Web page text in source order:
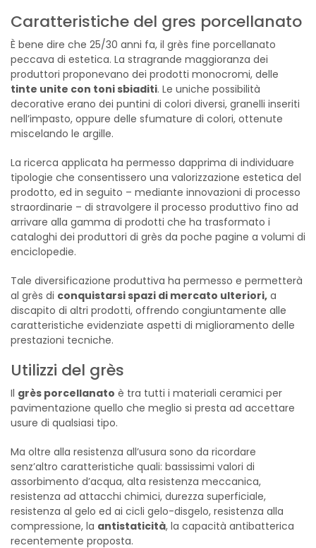
Caratteristiche del gres porcellanato
È bene dire che 25/30 anni fa, il grès fine porcellanato
peccava di estetica. La stragrande maggioranza dei
produttori proponevano dei prodotti monocromi, delle
tinte unite con toni sbiaditi. Le uniche possibilità
decorative erano dei puntini di colori diversi, granelli inseriti
nell’impasto, oppure delle sfumature di colori, ottenute
miscelando le argille.
La ricerca applicata ha permesso dapprima di individuare
tipologie che consentissero una valorizzazione estetica del
prodotto, ed in seguito – mediante innovazioni di processo
straordinarie – di stravolgere il processo produttivo fino ad
arrivare alla gamma di prodotti che ha trasformato i
cataloghi dei produttori di grès da poche pagine a volumi di
enciclopedie.
Tale diversificazione produttiva ha permesso e permetterà
al grès di conquistarsi spazi di mercato ulteriori, a
discapito di altri prodotti, offrendo congiuntamente alle
caratteristiche evidenziate aspetti di miglioramento delle
prestazioni tecniche.
Utilizzi del grès
Il grès porcellanato è tra tutti i materiali ceramici per
pavimentazione quello che meglio si presta ad accettare
usure di qualsiasi tipo.
Ma oltre alla resistenza all’usura sono da ricordare
senz’altro caratteristiche quali: bassissimi valori di
assorbimento d’acqua, alta resistenza meccanica,
resistenza ad attacchi chimici, durezza superficiale,
resistenza al gelo ed ai cicli gelo-disgelo, resistenza alla
compressione, la antistaticità, la capacità antibatterica
recentemente proposta.